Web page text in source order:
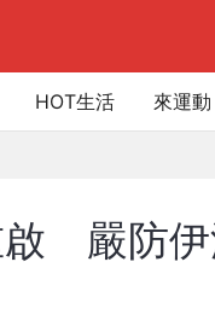
HOT生活 來運動
啟 嚴防